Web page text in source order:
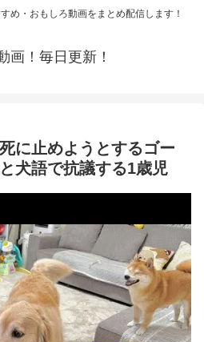
め・おもしろ動画をまとめ配信します！
画！毎日更新！
に止めようとするゴー
犬語で抗議する1歳児